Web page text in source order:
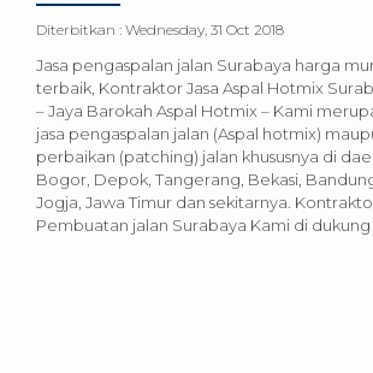
Diterbitkan : Wednesday, 31 Oct 2018
Jasa pengaspalan jalan Surabaya harga
terbaik, Kontraktor Jasa Aspal Hotmix
– Jaya Barokah Aspal Hotmix – Kami
jasa pengaspalan jalan (Aspal hotmix)
perbaikan (patching) jalan khususnya di
Bogor, Depok, Tangerang, Bekasi,
Jogja, Jawa Timur dan sekitarnya.
Pembuatan jalan Surabaya Kami di dukung